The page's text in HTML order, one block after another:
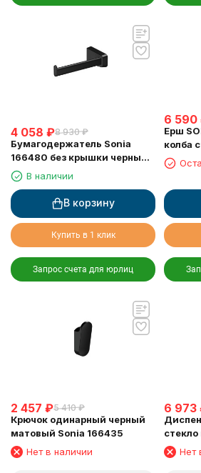
4 058 ₽8 930 ₽
Бумагодержатель Sonia
166480 без крышки черный
матовый
В наличии
В корзину
Купить в 1 клик
Запрос счета для юрлиц
6 590
Ерш
колба
2 457 ₽5 410 ₽
Крючок одинарный черный
матовый Sonia 166435
Нет в наличии
6 973
стекло
Нет